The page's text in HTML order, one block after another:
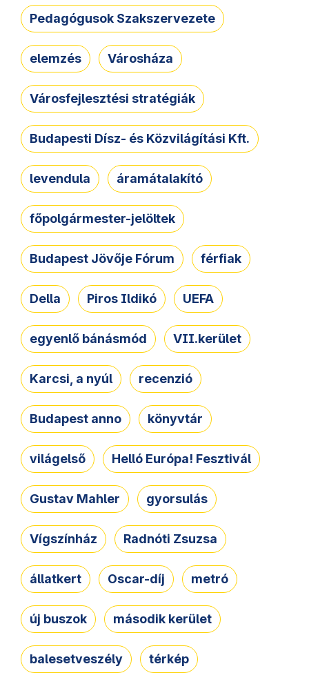
Pedagógusok Szakszervezete
elemzés Városháza
Városfejlesztési stratégiák
Budapesti Dísz- és Közvilágítási Kft.
levendula áramátalakító
főpolgármester-jelöltek
Budapest Jövője Fórum férfiak
Della Piros Ildikó UEFA
egyenlő bánásmód VII.kerület
Karcsi, a nyúl recenzió
Budapest anno könyvtár
világelső Helló Európa! Fesztivál
Gustav Mahler gyorsulás
Vígszínház Radnóti Zsuzsa
állatkert Oscar-díj metró
új buszok második kerület
balesetveszély térkép